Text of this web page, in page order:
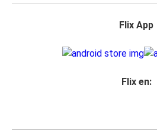
Flix App
Flix en: